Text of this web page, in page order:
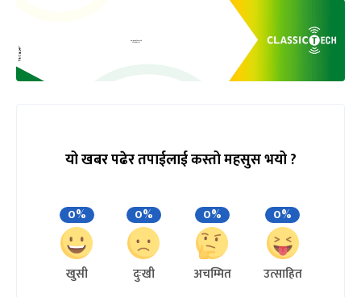
यो खबर पढेर तपाईलाई कस्तो महसुस भयो ?
0%
खुसी
0%
दुःखी
0%
अचम्मित
0%
उत्साहित